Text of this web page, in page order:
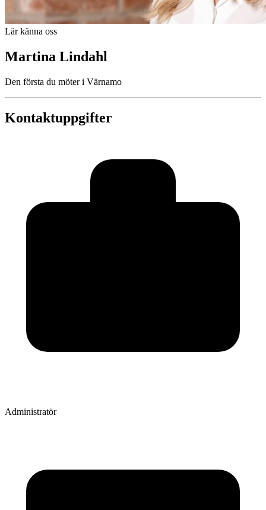
Lär känna oss
Martina Lindahl
Den första du möter i Värnamo
Kontaktuppgifter
Administratör